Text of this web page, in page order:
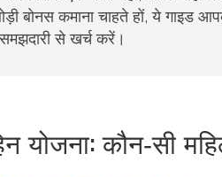
बोनस कमाना चाहते हों, ये
से खर्च करें।
योजना: कौन‑सी